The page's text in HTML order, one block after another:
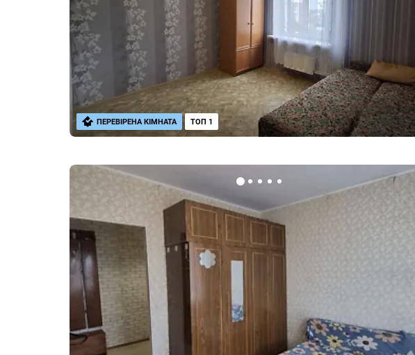
ПЕРЕВІРЕНА КІМНАТА ТОП 1